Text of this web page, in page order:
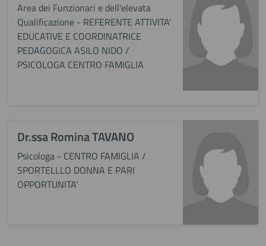
Area dei Funzionari e dell'elevata
Qualificazione - REFERENTE ATTIVITA'
EDUCATIVE E COORDINATRICE
PEDAGOGICA ASILO NIDO /
PSICOLOGA CENTRO FAMIGLIA
Dr.ssa Romina TAVANO
Psicologa - CENTRO FAMIGLIA /
SPORTELLLO DONNA E PARI
OPPORTUNITA'